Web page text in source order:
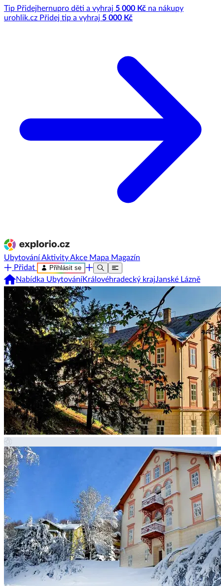
Tip Přidejhernupro děti a vyhraj 5 000 Kč na nákupy
urohlik.cz Přidej tip a vyhraj 5 000 Kč
UbytováníAktivityAkce Mapa Magazín
Přidat
Přihlásit se
Nabídka UbytováníKrálovéhradecký krajJanské Lázně